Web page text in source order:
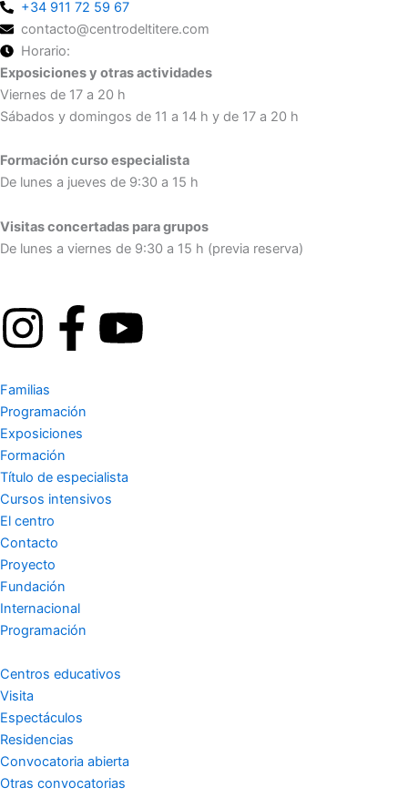
+34 911 72 59 67
contacto@centrodeltitere.com
Horario:
Exposiciones y otras actividades
Viernes de 17 a 20 h
Sábados y domingos de 11 a 14 h y de 17 a 20 h
Formación curso especialista
De lunes a jueves de 9:30 a 15 h
Visitas concertadas para grupos
De lunes a viernes de 9:30 a 15 h (previa reserva)
I
n
s
t
a
g
r
a
m
F
c
e
b
o
k
-
f
Y
t
Familias
Programación
Exposiciones
Formación
Título de especialista
Cursos intensivos
El centro
Contacto
Proyecto
Fundación
Internacional
Programación
Centros educativos
Visita
Espectáculos
Residencias
Convocatoria abierta
Otras convocatorias